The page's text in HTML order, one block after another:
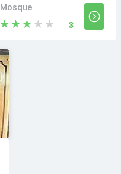
Mosque
3